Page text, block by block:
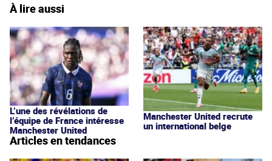
À lire aussi
L’une des révélations de
l’équipe de France intéresse
Manchester United
Manchester United recrute
un international belge
Articles en tendances